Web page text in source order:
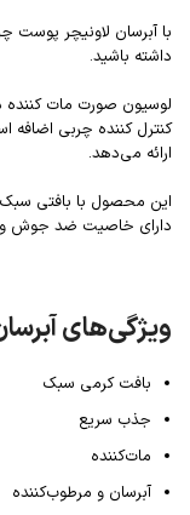
با آبرسان لاونیچر
داشته باشید.
لوسیون صورت مات کننده
کنترل کننده چربی
ارائه می‌دهد.
این محصول با بافتی
دارای خاصیت ضد جوش
ویژگی‌های
بافت کرمی سبک
جذب سریع
مات‌کننده
آبرسان و مرطوب‌کننده